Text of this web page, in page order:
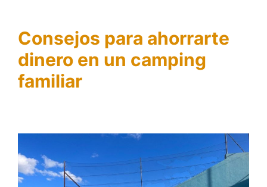
Consejos para ahorrarte
dinero en un camping
familiar